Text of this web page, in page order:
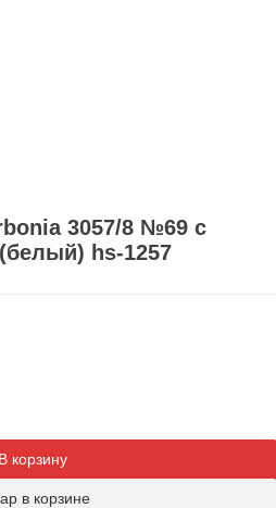
3057/8 №69 с
hs-1257
В корзину
в корзине